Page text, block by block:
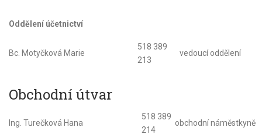
Oddělení účetnictví
Bc. Motyčková Marie
518 389
213
vedoucí oddělení
Obchodní útvar
Ing. Turečková Hana
518 389
214
obchodní náměstkyně